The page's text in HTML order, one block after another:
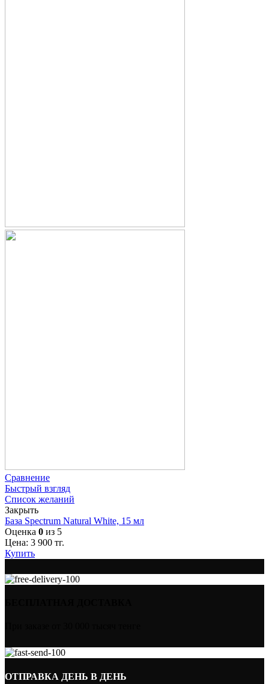
Сравнение
Быстрый взгляд
Список желаний
Закрыть
База Spectrum Natural White, 15 мл
Оценка 0 из 5
Цена: 3 900 тг.
Купить
ОТПРАВКА ДЕНЬ В ДЕНЬ